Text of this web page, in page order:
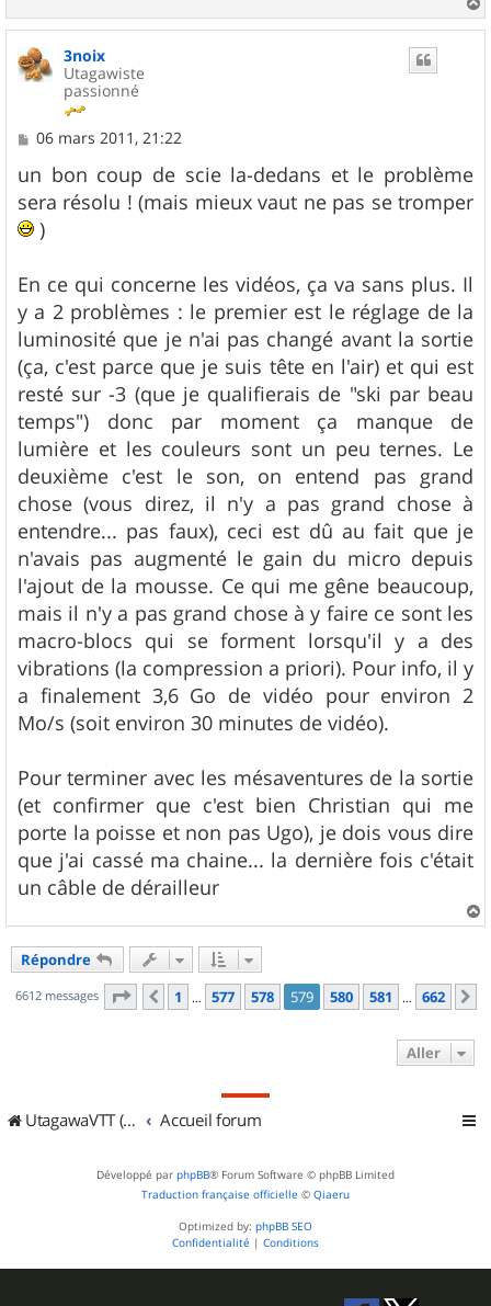
a
3noix
Utagawiste
passionné
M
s
s
a
g
e
06 mars 2011, 21:22
un bon coup de scie la-dedans et le problème
sera résolu ! (mais mieux vaut ne pas se tromper
)
En ce qui concerne les vidéos, ça va sans plus. Il
y a 2 problèmes : le premier est le réglage de la
luminosité que je n'ai pas changé avant la sortie
(ça, c'est parce que je suis tête en l'air) et qui est
resté sur -3 (que je qualifierais de "ski par beau
temps") donc par moment ça manque de
lumière et les couleurs sont un peu ternes. Le
deuxième c'est le son, on entend pas grand
chose (vous direz, il n'y a pas grand chose à
entendre... pas faux), ceci est dû au fait que je
n'avais pas augmenté le gain du micro depuis
l'ajout de la mousse. Ce qui me gêne beaucoup,
mais il n'y a pas grand chose à y faire ce sont les
macro-blocs qui se forment lorsqu'il y a des
vibrations (la compression a priori). Pour info, il y
a finalement 3,6 Go de vidéo pour environ 2
Mo/s (soit environ 30 minutes de vidéo).
Pour terminer avec les mésaventures de la sortie
(et confirmer que c'est bien Christian qui me
porte la poisse et non pas Ugo), je dois vous dire
que j'ai cassé ma chaine... la dernière fois c'était
un câble de dérailleur
a
Répondre
6612 messages Page 579 sur662
Précédent
1 … 577 578 579 580 581 … 662
Aller
UtagawaVTT (Randos VTT et VTTAE avec traces GPS) Accueil forum
Développé par phpBB® Forum Software © phpBB Limited
Traduction française officielle © Qiaeru
Optimized by: phpBB SEO
Confidentialité | Conditions